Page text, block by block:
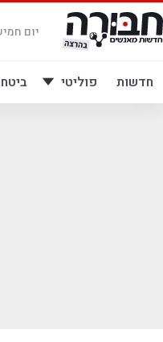
דלג
לתוכן
יום חמישי, 06/
חדשות פוליטי